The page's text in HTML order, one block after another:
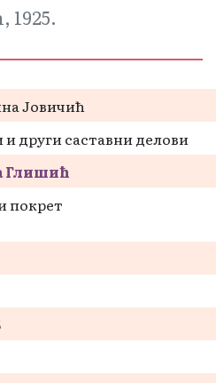
1925.
Јовичић
други саставни делови
Глишић
покрет